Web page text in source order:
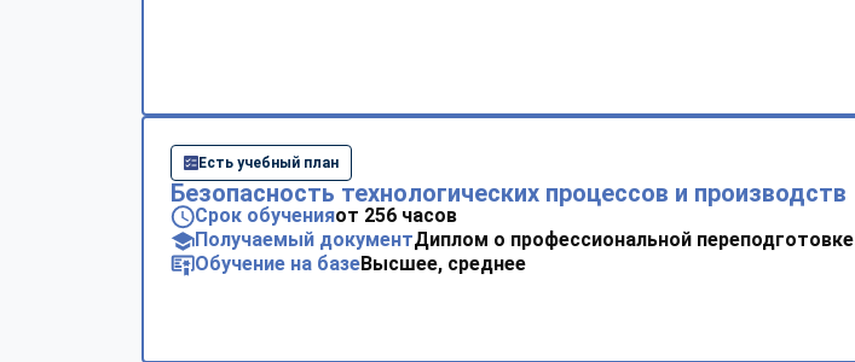
Есть учебный план
Безопасность технологических процессов и производств
Срок обученияот 256 часов
Получаемый документДиплом о профессиональной переподготовке
Обучение на базеВысшее, среднее